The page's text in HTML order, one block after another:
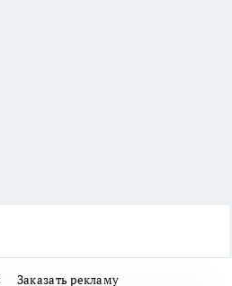
Заказать рекламу